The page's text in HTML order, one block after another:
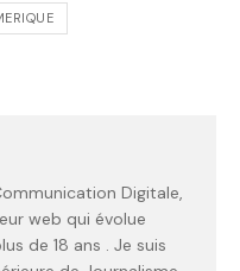
Digitale,
web qui évolue
de 18 ans . Je suis